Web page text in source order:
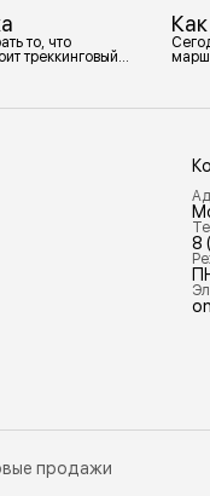
то, что
треккинговый
8
продажи